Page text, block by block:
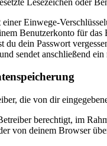
Einwege-
Benutzerkonto für
du dein Passwort
sendet anschließend
die von dir
berechtigt, im
von deinem Browser